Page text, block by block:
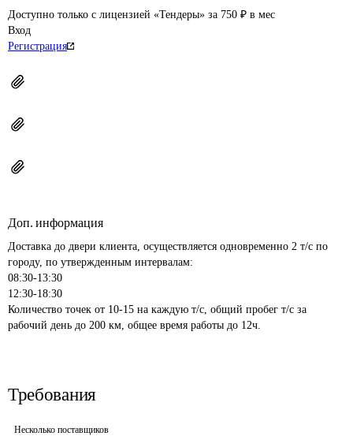
Доступно только с лицензией «Тендеры» за 750 ₽ в мес
Вход
Регистрация
Доп. информация
Доставка до двери клиента, осуществляется одновременно 2 т/с по
городу, по утвержденным интервалам:
08:30-13:30
12:30-18:30
Количество точек от 10-15 на каждую т/с, общий пробег т/с за
Требования
Несколько поставщиков